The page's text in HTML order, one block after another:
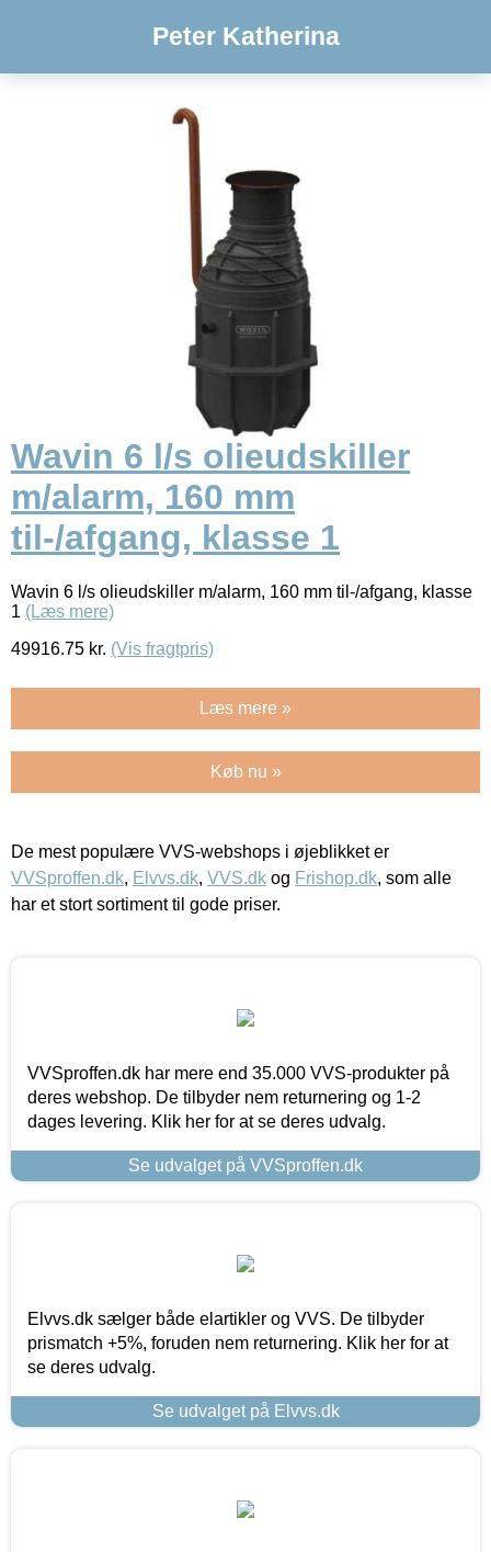
Peter Katherina
Wavin 6 l/s olieudskiller
m/alarm, 160 mm
til-/afgang, klasse 1
Wavin 6 l/s olieudskiller m/alarm, 160 mm til-/afgang, klasse
1 (Læs mere)
49916.75 kr. (Vis fragtpris)
Læs mere »
Køb nu »
De mest populære VVS-webshops i øjeblikket er
VVSproffen.dk, Elvvs.dk, VVS.dk og Frishop.dk, som alle
har et stort sortiment til gode priser.
VVSproffen.dk har mere end 35.000 VVS-produkter på
deres webshop. De tilbyder nem returnering og 1-2
dages levering. Klik her for at se deres udvalg.
Se udvalget på VVSproffen.dk
Elvvs.dk sælger både elartikler og VVS. De tilbyder
prismatch +5%, foruden nem returnering. Klik her for at
se deres udvalg.
Se udvalget på Elvvs.dk